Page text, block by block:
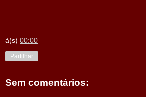
à(s) 00:00
Partilhar
Sem comentários: